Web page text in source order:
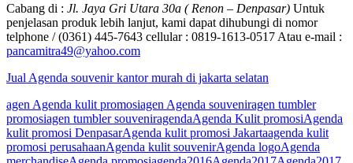
Cabang di : Jl. Jaya Gri Utara 30a ( Renon – Denpasar) Untuk
penjelasan produk lebih lanjut, kami dapat dihubungi di nomor
telphone / (0361) 445-7643 cellular : 0819-1613-0517 Atau e-mail :
pancamitra49@yahoo.com
Jual Agenda souvenir kantor murah di jakarta selatan
agen Agenda kulit promosiagen Agenda souveniragen tumbler
promosiagen tumbler souveniragendaAgenda Kulit promosiAgenda
kulit promosi DenpasarAgenda kulit promosi Jakartaagenda kulit
promosi perusahaanAgenda kulit souvenirAgenda logoAgenda